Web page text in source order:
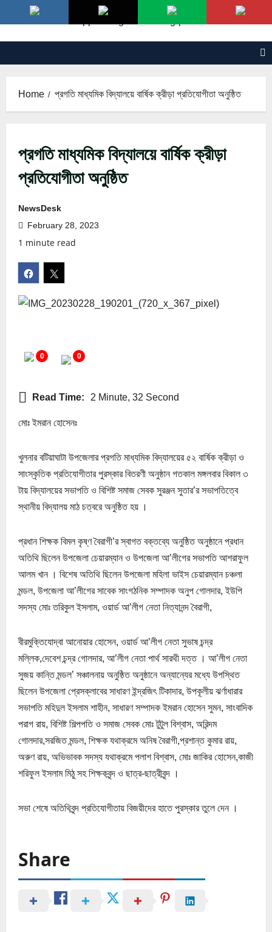
to
content
Home প্রগতি মাধ্যমিক বিদ্যালয়ে বার্ষিক ক্রীড়া প্রতিযোগীতা অনুষ্ঠিত
প্রগতি মাধ্যমিক বিদ্যালয়ে বার্ষিক ক্রীড়া
প্রতিযোগীতা অনুষ্ঠিত
NewsDesk
February 28, 2023
1 minute read
0 0
Read Time: 2 Minute, 32 Second
মোঃ ইমরান হোসেনঃ
খুলনার বটিয়াঘাটা উপজেলার প্রগতি মাধ্যমিক বিদ্যালয়ের ৫২ বার্ষিক ক্রীড়া ও
সাংস্কৃতিক প্রতিযোগীতার পুরস্কার বিতরণী অনুষ্ঠান গতকাল মঙ্গলবার বিকাল ৩
টায় বিদ্যালয়ের সভাপতি ও বিশিষ্ট সমাজ সেবক সুরঞ্জন সুতার’র সভাপতিত্বে
স্থানীয় বিদ্যালয় মাঠ চত্বরে অনুষ্ঠিত হয় ।
প্রধান শিক্ষক বিমল কৃষ্ণ বৈরাগী’র স্বাগত বক্তব্যে অনুষ্ঠিত অনুষ্ঠানে প্রধান
অতিথি ছিলেন উপজেলা চেয়ারম্যান ও উপজেলা আ’লীগের সভাপতি আশরাফুল
আলম খান । বিশেষ অতিথি ছিলেন উপজেলা মহিলা ভাইস চেয়ারম্যান চঞ্চলা
মন্ডল, উপজেলা আ’লীগের সাবেক সাংগঠনিক সম্পাদক অনুপ গোলদার, ইউপি
সদস্য মোঃ তরিকুল ইসলাম, ওয়ার্ড আ’লীগ নেতা নিত্যানন্দ বৈরাগী,
বীরমুক্তিযোদ্বা আনোয়ার হোসেন, ওয়ার্ড আ’লীগ নেতা সুভাষ চন্দ্র
মল্লিক,দেবেশ চন্দ্র গোলদার, আ’লীগ নেতা পার্থ সারথী দত্ত । আ’লীগ নেতা
সুজয় কান্তি মন্ডল’ সঞ্চালনায় অনুষ্ঠিত অনুষ্ঠানে অন্যান্যের মধ্যে উপস্থিত
ছিলেন উপজেলা প্রেসক্লাবের সাধারণ ইন্দ্রজিৎ টিকাদার, উপকূলীয় ঝর্ণাধারার
সভাপতি মহিদুল ইসলাম শাহীন, সাধারণ সম্পাদক ইমরান হোসেন সুমন, সাংবাদিক
পরাগ রায়, বিশিষ্ট শিল্পপতি ও সমাজ সেবক মোঃ টুটুল বিশ্বাস, অরিন্দম
গোলদার,সরজিত মন্ডল, শিক্ষক যথাক্রমে অনিষ বৈরাগী,প্রশান্ত কুমার রায়,
অরুণ রায়, অভিভাবক সদস্য যথাক্রমে পলাশ বিশ্বাস, মোঃ জাকির হোসেন,কাজী
শরিফুল ইসলাম মিঠু সহ শিক্ষকবৃন্দ ও ছাত্র-ছাত্রীবৃন্দ ।
সভা শেষে অতিথিবৃন্দ প্রতিযোগীতায় বিজয়ীদের হাতে পুরস্কার তুলে দেন ।
Share